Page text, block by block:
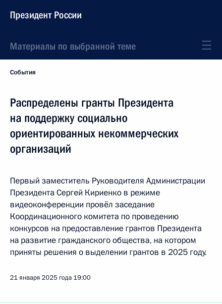
Президент России
Материалы по выбранной теме
События
Распределены гранты Президента
на поддержку социально
ориентированных некоммерческих
организаций
Первый заместитель Руководителя Администрации
Президента Сергей Кириенко в режиме
видеоконференции провёл заседание
Координационного комитета по проведению
конкурсов на предоставление грантов Президента
на развитие гражданского общества, на котором
приняты решения о выделении грантов в 2025 году.
21 января 2025 года 19:00